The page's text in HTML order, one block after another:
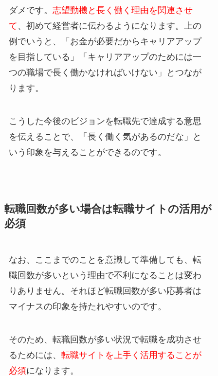
ダメです。 志望動機と長く働く理由を関連させ
て 、初めて経営者に伝わるようになります。上の
例でいうと、「お金が必要だからキャリアアップ
を目指している」「キャリアアップのためには一
つの職場で長く働かなければいけない」とつなが
ります。
こうした今後のビジョンを転職先で達成する意思
を伝えることで、「長く働く気があるのだな」と
いう印象を与えることができるのです。
転職回数が多い場合は転職サイトの活用が
必須
なお、ここまでのことを意識して準備しても、転
職回数が多いという理由で不利になることは変わ
りありません。それほど転職回数が多い応募者は
マイナスの印象を持たれやすいのです。
そのため、転職回数が多い状況で転職を成功させ
るためには、 転職サイトを上手く活用することが
必須になります。